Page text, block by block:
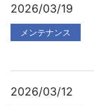
2026/03/19
メンテナンス
2026/03/12